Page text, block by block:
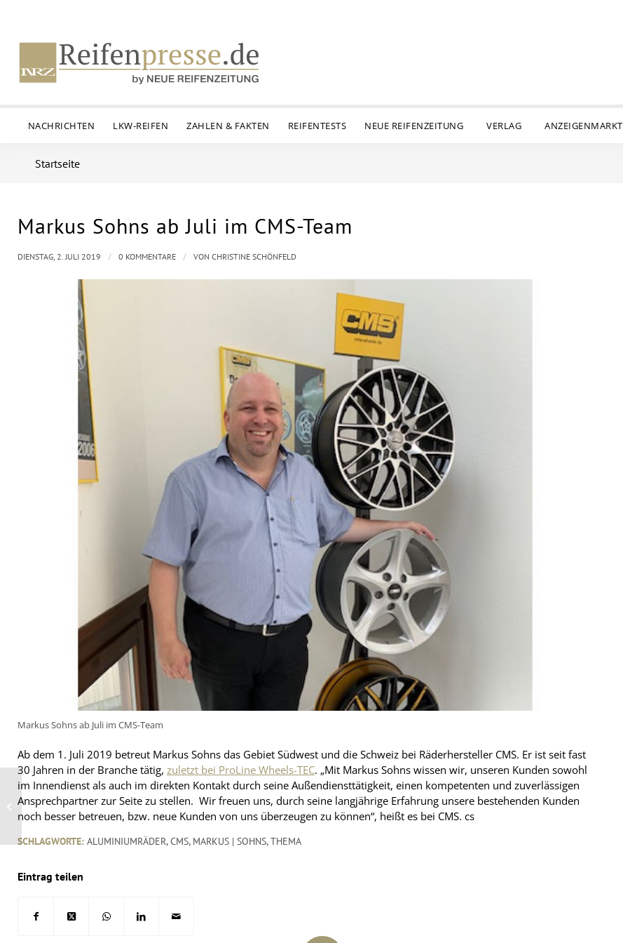
NACHRICHTEN LKW-REIFEN ZAHLEN & FAKTEN REIFENTESTS NEUE REIFENZEITUNG VERLAG ANZEIGENMARKT
Startseite
Markus Sohns ab Juli im CMS-Team
Markus Sohns ab Juli im CMS-Team
Ab dem 1. Juli 2019 betreut Markus Sohns das Gebiet Südwest und die Schweiz bei Räderhersteller CMS. Er ist seit fast
30 Jahren in der Branche tätig, zuletzt bei ProLine Wheels-TEC. „Mit Markus Sohns wissen wir, unseren Kunden sowohl
im Innendienst als auch im direkten Kontakt durch seine Außendiensttätigkeit, einen kompetenten und zuverlässigen
Ansprechpartner zur Seite zu stellen. Wir freuen uns, durch seine langjährige Erfahrung unsere bestehenden Kunden
noch besser betreuen, bzw. neue Kunden von uns überzeugen zu können“, heißt es bei CMS. cs
DIENSTAG, 2. JULI 2019 / 0 KOMMENTARE / VON CHRISTINE SCHÖNFELD
SCHLAGWORTE: ALUMINIUMRÄDER,CMS, MARKUS | SOHNS,THEMA
Eintrag teilen
NUFAM zeigt Trends
der
Nutzfahrzeugbranche